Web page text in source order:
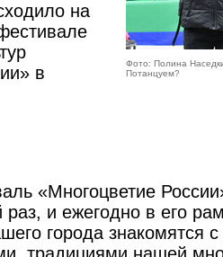
Фото: Полина
Потанцуем?
на
в
«Многоцветие
раз, и ежегодно в его
города знакомятся с